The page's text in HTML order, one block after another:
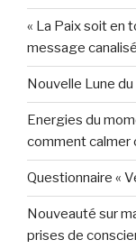
« La Paix soit en
message
Nouvelle Lune
Energies du
comment calmer
Questionnaire «
Nouveauté sur
prises de